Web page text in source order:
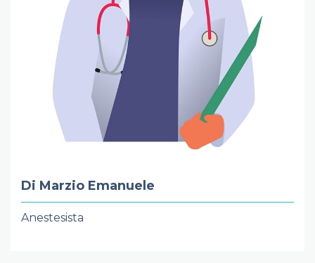
Di Marzio Emanuele
Anestesista